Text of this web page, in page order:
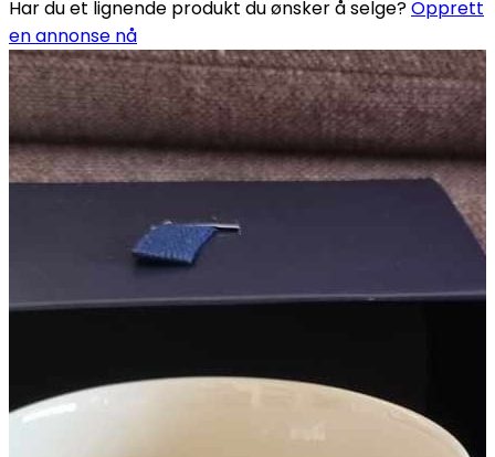
Har du et lignende produkt du ønsker å selge?Opprett
en annonse nå